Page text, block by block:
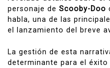
personaje de Scooby-Doo
habla, una de las
el lanzamiento del breve
La gestión de esta
determinante para el